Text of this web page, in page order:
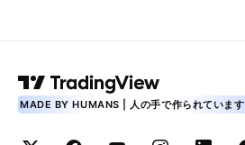
MADE BY HUMANS | 人の手で作られています